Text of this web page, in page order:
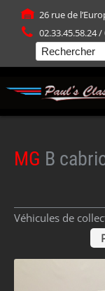
26 rue de
02.33.45.58.24 /
Rechercher
MG B
Véhicules de
Panneau de gestion